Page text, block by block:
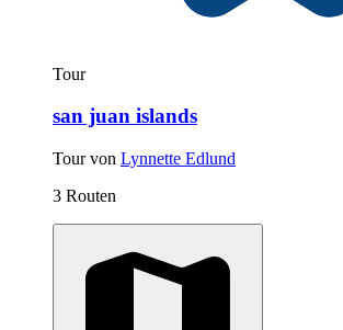
Tour
san juan islands
Tour von Lynnette Edlund
3 Routen